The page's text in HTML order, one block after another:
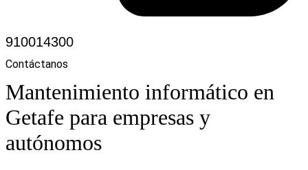
910014300
Contáctanos
Mantenimiento informático en
Getafe para empresas y
autónomos